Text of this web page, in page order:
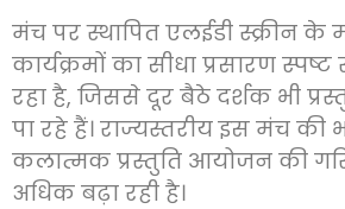
मंच पर स्थापित एलईडी स्क्रीन के
कार्यक्रमों का सीधा प्रसारण
रहा है, जिससे दूर बैठे दर्शक भी
पा रहे हैं। राज्यस्तरीय इस मंच की
कलात्मक प्रस्तुति आयोजन की
अधिक बढ़ा रही है।